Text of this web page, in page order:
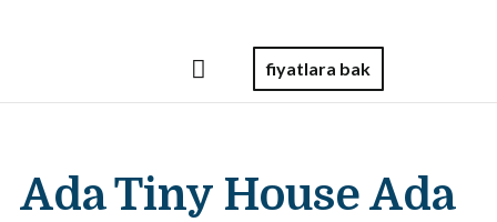
fiyatlara bak
Ada Tiny House Ada